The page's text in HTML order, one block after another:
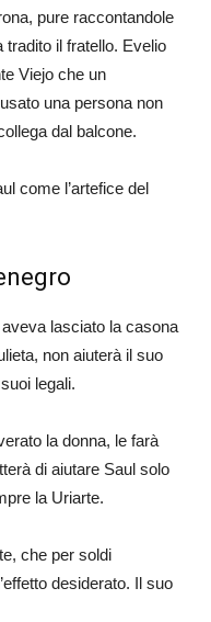
pure raccontandole
tradito il fratello. Evelio
Viejo che un
una persona non
dal balcone.
come l’artefice del
lasciato la casona
non aiuterà il suo
legali.
la donna, le farà
di aiutare Saul solo
la Uriarte.
che per soldi
desiderato. Il suo